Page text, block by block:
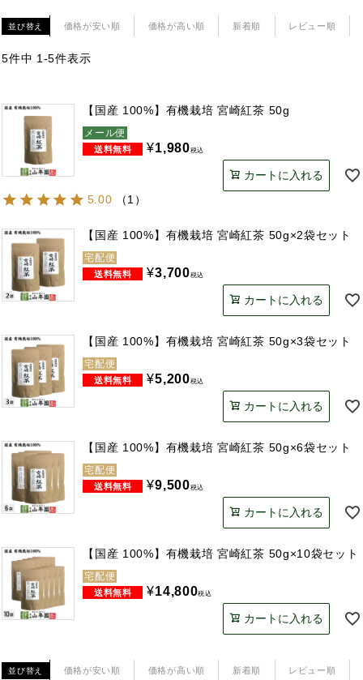
並び替え 価格が安い順 価格が高い順 新着順 レビュー順
5件中 1-5件表示
【国産 100%】有機栽培 宮崎紅茶 50g
メール便
¥1,980税込
カートに入れる
5.00
（1）
【国産 100%】有機栽培 宮崎紅茶 50g×2袋セット
宅配便
¥3,700税込
カートに入れる
【国産 100%】有機栽培 宮崎紅茶 50g×3袋セット
宅配便
¥5,200税込
カートに入れる
【国産 100%】有機栽培 宮崎紅茶 50g×6袋セット
宅配便
¥9,500税込
カートに入れる
【国産 100%】有機栽培 宮崎紅茶 50g×10袋セット
宅配便
¥14,800税込
カートに入れる
並び替え 価格が安い順 価格が高い順 新着順 レビュー順